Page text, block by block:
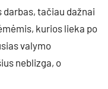
tačiau dažnai
kurios lieka po
valymo
neblizga, o